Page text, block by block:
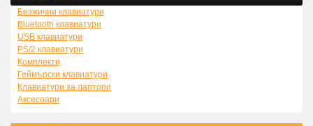
Безжични клавиатури
Bluetooth клавиатури
USB клавиатури
PS/2 клавиатури
Комплекти
Геймърски клавиатури
Клавиатури за лаптопи
Аксесоари